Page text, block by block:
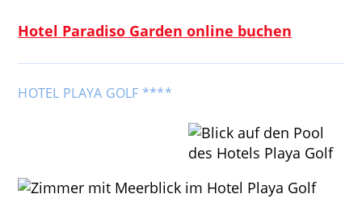
Hotel Paradiso Garden online buchen
HOTEL PLAYA GOLF ****